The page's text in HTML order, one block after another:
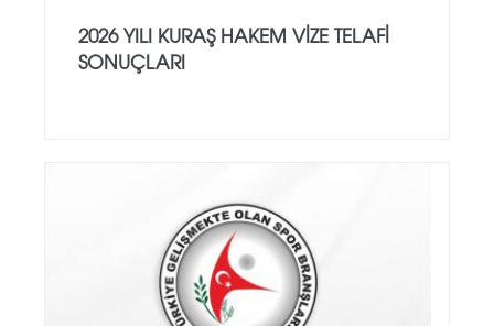
2026 YILI KURAŞ HAKEM VİZE TELAFİ
SONUÇLARI